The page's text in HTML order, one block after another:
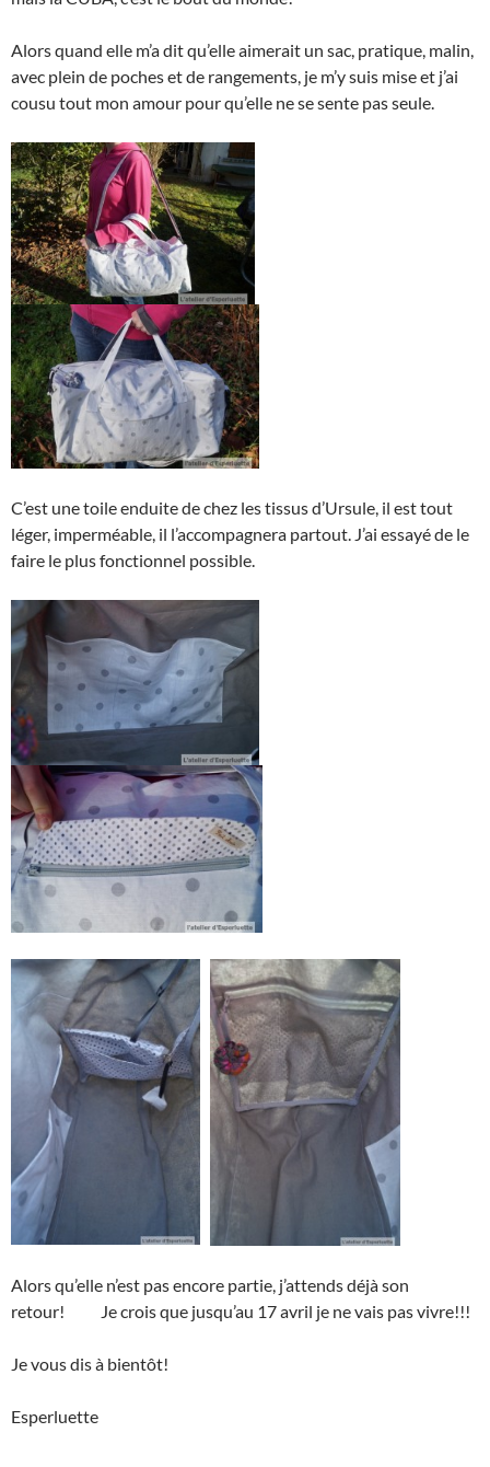
Alors quand elle m’a dit qu’elle aimerait un sac, pratique, malin,
avec plein de poches et de rangements, je m’y suis mise et j’ai
cousu tout mon amour pour qu’elle ne se sente pas seule.
C’est une toile enduite de chez les tissus d’Ursule, il est tout
léger, imperméable, il l’accompagnera partout. J’ai essayé de le
faire le plus fonctionnel possible.
Alors qu’elle n’est pas encore partie, j’attends déjà son
retour! Je crois que jusqu’au 17 avril je ne vais pas vivre!!!
Je vous dis à bientôt!
Esperluette